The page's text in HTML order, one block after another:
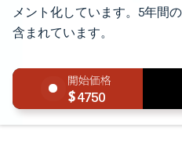
メント化しています。5年間
含まれています。
4750